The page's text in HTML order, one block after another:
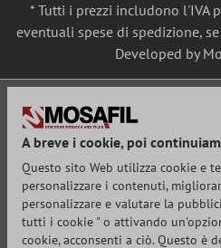
* Tutti i prezzi includono l'IVA
eventuali spese di spedizione,
Developed by
A breve i cookie, poi
Questo sito Web utilizza cookie e
personalizzare i contenuti,
personalizzare e valutare la
tutti i cookie " o attivando
cookie, acconsenti a ciò. Questo è